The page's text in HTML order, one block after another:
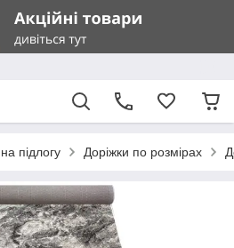
підлогу Доріжки по розмірах